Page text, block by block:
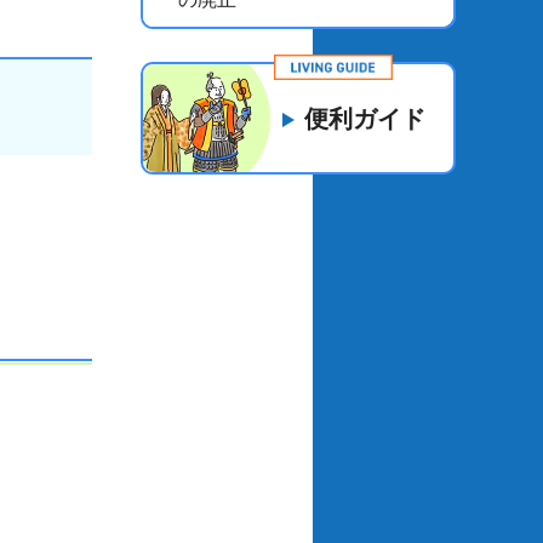
便利ガイド